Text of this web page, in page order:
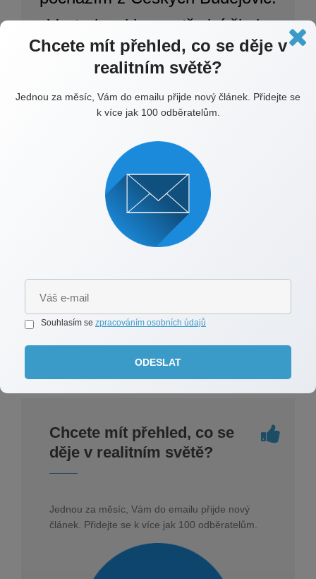
Vystudoval jsem střední školu
technickou a obchodní v
přišel za sportem. Judo trénuji v
trenér v Judo do škol a v
součastnosti působím jako
realitní makléř.
nový domov.“
>>VÍCE ZDE>>
Chcete mít přehled, co se
děje v realitním světě?
Jednou za měsíc, Vám do emailu přijde nový
článek. Přidejte se k více jak 100 odběratelům.
Chcete mít přehled, co se děje v
realitním světě?
Jednou za měsíc, Vám do emailu přijde nový článek. Přidejte se
k více jak 100 odběratelům.
Souhlasím se zpracováním osobních údajů
ODESLAT